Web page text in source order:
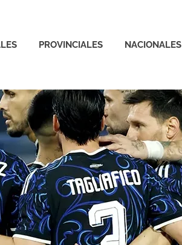
PROVINCIALES NACIONALES